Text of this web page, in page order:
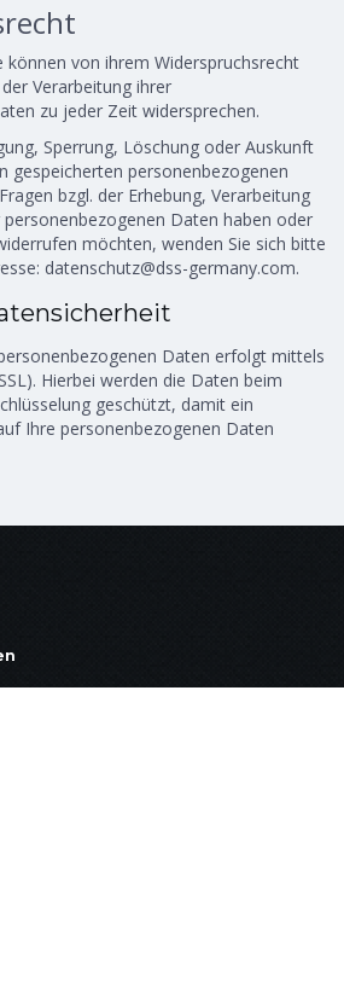
können von ihrem Widerspruchsrecht
Verarbeitung ihrer
zu jeder Zeit widersprechen.
Sperrung, Löschung oder Auskunft
gespeicherten personenbezogenen
bzgl. der Erhebung, Verarbeitung
Daten haben oder
möchten, wenden Sie sich bitte
datenschutz@dss-germany.com.
Daten erfolgt mittels
Hierbei werden die Daten beim
geschützt, damit ein
Ihre personenbezogenen Daten